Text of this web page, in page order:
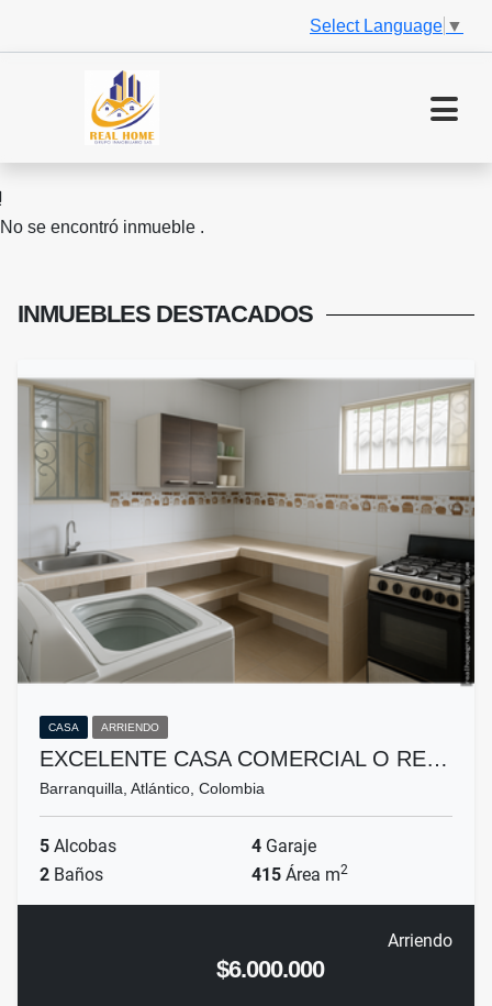
Select Language ▼
No se encontró inmueble .
INMUEBLES DESTACADOS
CASA ARRIENDO
EXCELENTE CASA COMERCIAL O RE…
Barranquilla, Atlántico, Colombia
5 Alcobas 4 Garaje
2 Baños 415 Área m2
Arriendo
$6.000.000